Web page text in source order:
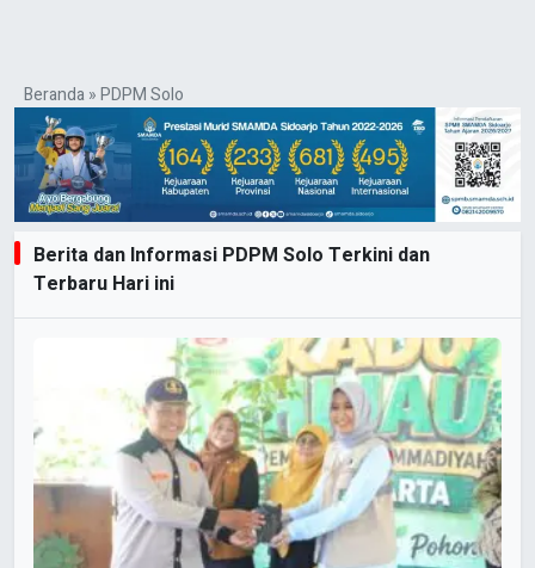
Beranda»PDPM Solo
Berita dan Informasi PDPM Solo Terkini dan
Terbaru Hari ini